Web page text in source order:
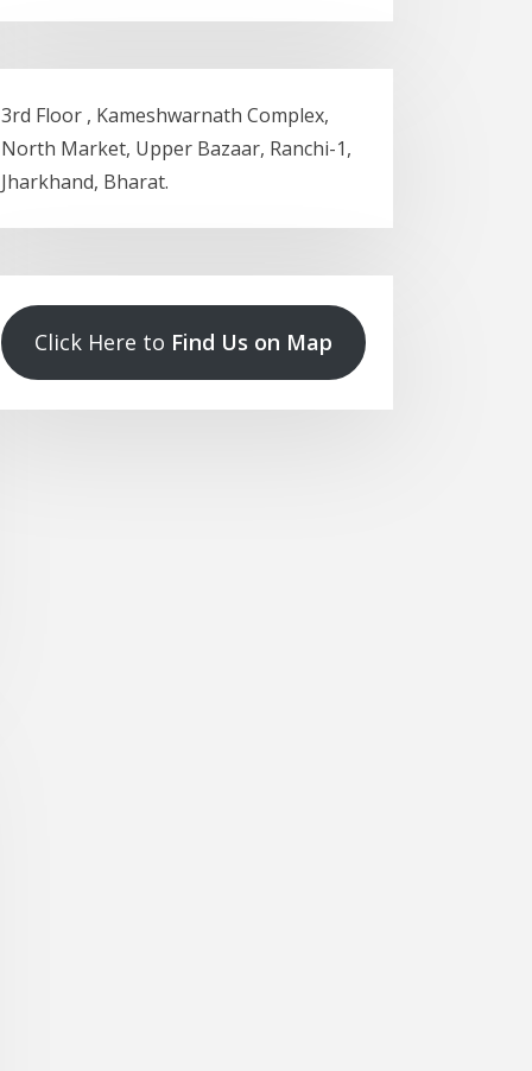
3rd Floor , Kameshwarnath Complex,
North Market, Upper Bazaar, Ranchi-1,
Jharkhand, Bharat.
Click Here to Find Us on Map